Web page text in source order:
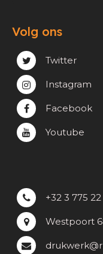
Verzending &
Privacy & cookie
Volg ons
Twitter
Instagram
Facebook
Youtube
+32 3 775 22
Westpoort